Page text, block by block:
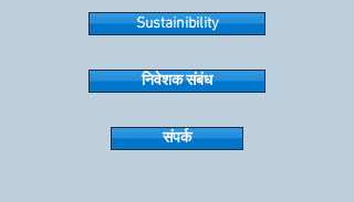
Sustainibility
निवेशक संबंध
संपर्क